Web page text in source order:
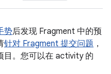
势后发现 Fragment 中的预
针对 Fragment 提交问题 ，
目。您可以在 activity 的